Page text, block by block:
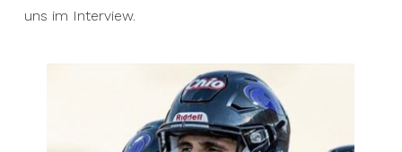
uns im Interview.